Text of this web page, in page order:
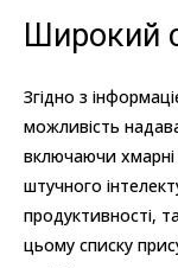
Широкий
Згідно з
можливість
включаючи
штучного
продуктивності,
цьому списку